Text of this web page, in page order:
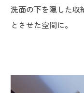
洗面の下を隠した収
とさせた空間に。